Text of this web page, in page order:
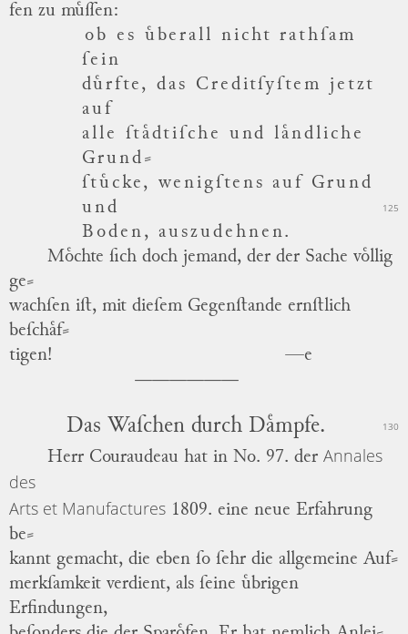
fen zu muͤſſen:
ob es uͤberall nicht rathſam
ſein
duͤrfte, das Creditſyſtem jetzt
auf
alle ſtaͤdtiſche und laͤndliche
Grund⸗
ſtuͤcke, wenigſtens auf Grund
und
125
Boden, auszudehnen.
Moͤchte ſich doch jemand, der der Sache voͤllig
ge⸗
wachſen iſt, mit dieſem Gegenſtande ernſtlich
beſchaͤf⸗
tigen!
—e
Das Waſchen durch Daͤmpfe. 130
Herr Couraudeau hat in No. 97. der Annales
des
Arts et Manufactures 1809. eine neue Erfahrung
be⸗
kannt gemacht, die eben ſo ſehr die allgemeine Auf⸗
merkſamkeit verdient, als ſeine uͤbrigen
Erfindungen,